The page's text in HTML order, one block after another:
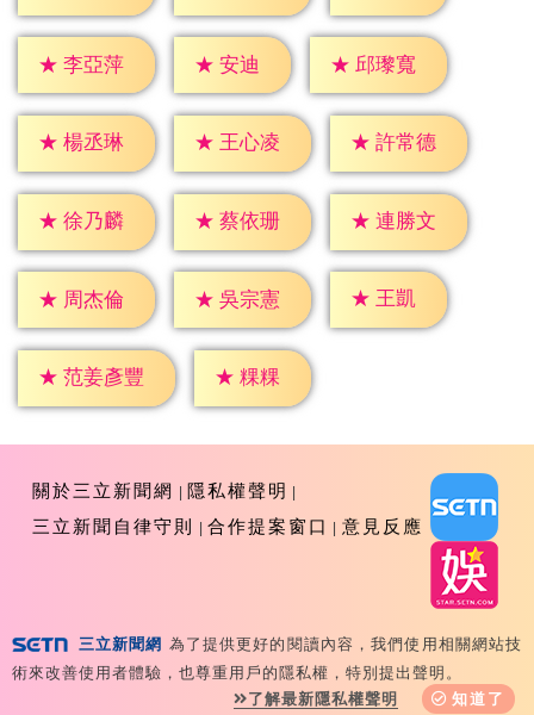
★ 李亞萍 ★ 安迪 ★ 邱瓈寬
★ 楊丞琳 ★ 王心凌 ★ 許常德
★ 徐乃麟 ★ 蔡依珊 ★ 連勝文
★ 周杰倫 ★ 吳宗憲 ★ 王凱
★ 范姜彥豐 ★ 粿粿
關於三立新聞網
隱私權聲明
三立新聞自律守則
合作提案窗口 意見反應
Copyright ©2026 Sanlih E-Television All Rights
Reserved 版權所有 盜用必究 台北市內湖區舊宗路一段159
三立新聞網 為了提供更好的閱讀內容，我們使用相關網站技
術來改善使用者體驗，也尊重用戶的隱私權，特別提出聲明。
了解最新隱私權聲明
知道了